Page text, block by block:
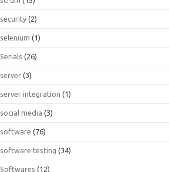
security (2)
selenium (1)
Serials (26)
server (3)
server integration (1)
social media (3)
software (76)
software testing (34)
Softwares (12)